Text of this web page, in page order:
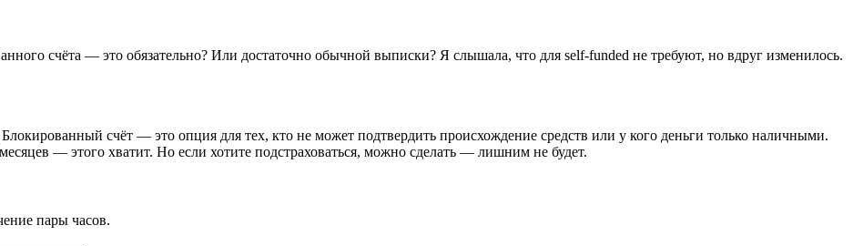
счёта — это обязательно? Или достаточно обычной выписки? Я слышала, что для self-funded не требуют, но вдруг изменилось.
счёт — это опция для тех, кто не может подтвердить происхождение средств или у кого деньги только наличными.
— этого хватит. Но если хотите подстраховаться, можно сделать — лишним не будет.
пары часов.